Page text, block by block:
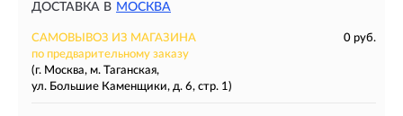
ДОСТАВКА В МОСКВА
САМОВЫВОЗ ИЗ МАГАЗИНА
0 руб.
по предварительному заказу
(г. Москва, м. Таганская,
ул. Большие Каменщики, д. 6, стр. 1)